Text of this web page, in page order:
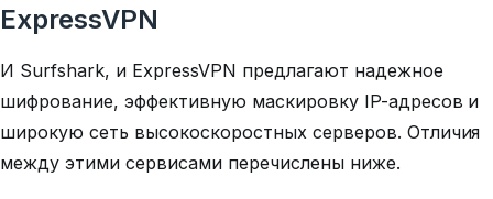
ExpressVPN
И Surfshark, и ExpressVPN предлагают надежное
шифрование, эффективную маскировку IP-адресов и
широкую сеть высокоскоростных серверов. Отличия
между этими сервисами перечислены ниже.